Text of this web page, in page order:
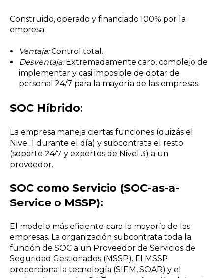
Construido, operado y financiado 100% por la
empresa.
Ventaja:Control total.
Desventaja:Extremadamente caro, complejo de
implementar y casi imposible de dotar de
personal 24/7 para la mayoría de las empresas.
SOC Híbrido:
La empresa maneja ciertas funciones (quizás el
Nivel 1 durante el día) y subcontrata el resto
(soporte 24/7 y expertos de Nivel 3) a un
proveedor.
SOC como Servicio (SOC-as-a-
Service o MSSP):
El modelo más eficiente para la mayoría de las
empresas. La organización subcontrata toda la
función de SOC a un Proveedor de Servicios de
Seguridad Gestionados (MSSP). El MSSP
proporciona la tecnología (SIEM, SOAR) y el